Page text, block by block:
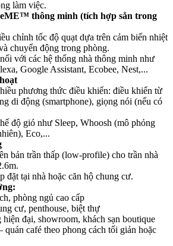
làm việc.
thông minh (tích hợp sẳn trong
chỉnh tốc độ quạt dựa trên cảm biến nhiệt
chuyển động trong phòng.
với các hệ thống nhà thông minh như
Google Assistant, Ecobee, Nest,...
phương thức điều khiển: điều khiển từ
di động (smartphone), giọng nói (nếu có
độ gió như Sleep, Whoosh (mô phỏng
Eco,...
bản trần thấp (low-profile) cho trần nhà
đặt tại nhà hoặc căn hộ chung cư.
phòng ngủ cao cấp
cư, penthouse, biệt thự
hiện đại, showroom, khách sạn boutique
quán café theo phong cách tối giản hoặc